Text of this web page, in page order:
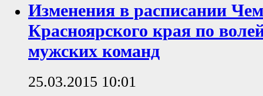
Изменения в расписании
Красноярского края по
мужских команд
25.03.2015 10:01